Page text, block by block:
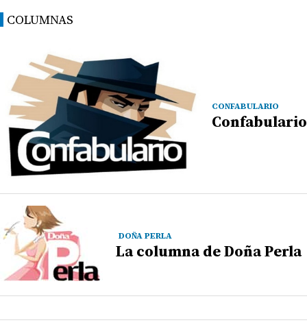
COLUMNAS
CONFABULARIO
Confabulario
DOÑA PERLA
La columna de Doña Perla